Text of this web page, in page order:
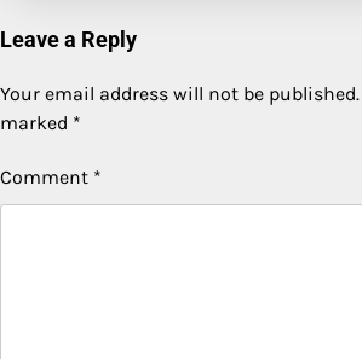
Leave a Reply
Your email address will not be published.
marked *
Comment *